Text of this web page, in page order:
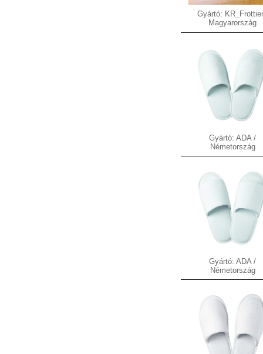
Gyártó:
Magyarország
Gyártó: ADA /
Németország
Gyártó: ADA /
Németország